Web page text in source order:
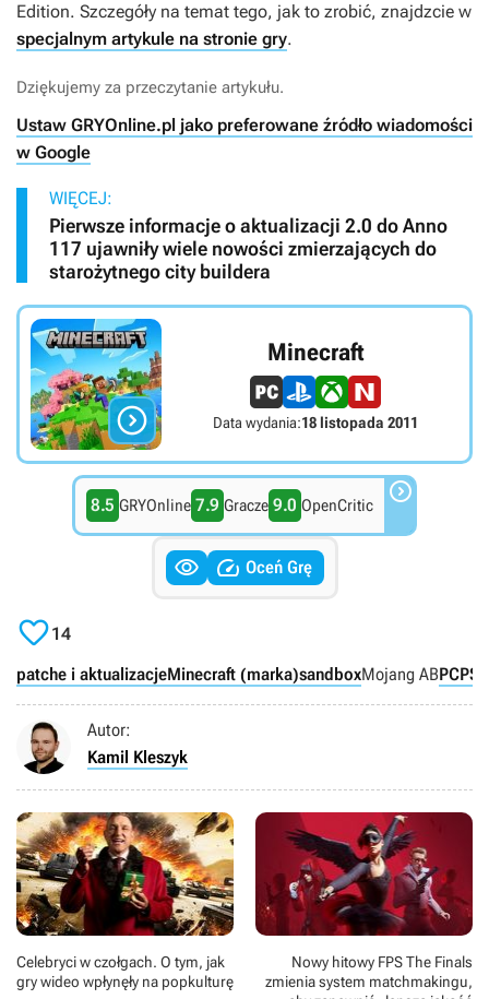
Edition. Szczegóły na temat tego, jak to zrobić, znajdzcie w
specjalnym artykule na stronie gry.
Dziękujemy za przeczytanie artykułu.
Ustaw GRYOnline.pl jako preferowane źródło wiadomości
w Google
WIĘCEJ:
Pierwsze informacje o aktualizacji 2.0 do Anno
117 ujawniły wiele nowości zmierzających do
starożytnego city buildera

Minecraft
Data wydania:18 listopada 2011
8.5 GRYOnline 7.9 Gracze 9.0 OpenCritic 
  Oceń Grę
14
patche i aktualizacjeMinecraft (marka)sandboxMojang ABPCPS4
Autor:
Kamil Kleszyk
Celebryci w czołgach. O tym, jak
gry wideo wpłynęły na popkulturę
Nowy hitowy FPS The Finals
zmienia system matchmakingu,